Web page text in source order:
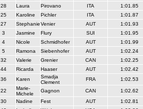
28 Laura Pirovano ITA 1:01.85
25 Karoline Pichler ITA 1:01.87
27 StephanieVenier AUT 1:01.93
3 Jasmine Flury SUI 1:01.95
4 Nicole Schmidhofer AUT 1:01.99
5 Ramona Siebenhofer AUT 1:02.24
32 Valerie Grenier CAN 1:02.25
44 Ricarda Haaser AUT 1:02.42
36 Karen
Smadja
Clement
FRA 1:02.53
22
Marie-
Michele
Gagnon CAN 1:02.62
30 Nadine Fest AUT 1:02.81